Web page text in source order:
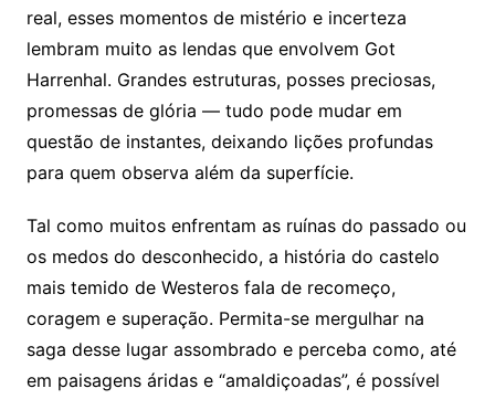
real, esses momentos de mistério e incerteza
lembram muito as lendas que envolvem Got
Harrenhal. Grandes estruturas, posses preciosas,
promessas de glória — tudo pode mudar em
questão de instantes, deixando lições profundas
para quem observa além da superfície.
Tal como muitos enfrentam as ruínas do passado ou
os medos do desconhecido, a história do castelo
mais temido de Westeros fala de recomeço,
coragem e superação. Permita-se mergulhar na
saga desse lugar assombrado e perceba como, até
em paisagens áridas e “amaldiçoadas”, é possível